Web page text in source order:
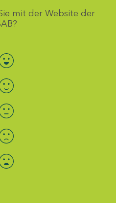
mit der Website der
auswählen